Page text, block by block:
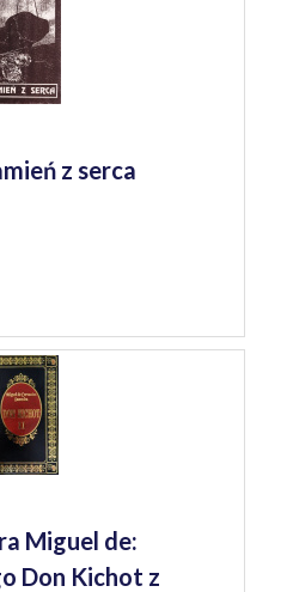
z serca
Miguel de:
Don Kichot z